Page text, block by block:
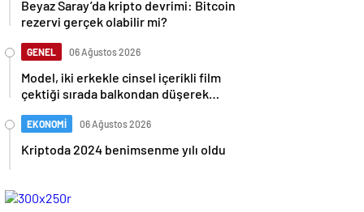
Beyaz Saray’da kripto devrimi: Bitcoin
rezervi gerçek olabilir mi?
GENEL 06 Ağustos 2026
Model, iki erkekle cinsel içerikli film
çektiği sırada balkondan düşerek
EKONOMİ 06 Ağustos 2026
Kriptoda 2024 benimsenme yılı oldu